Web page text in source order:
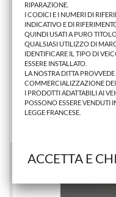
CORNICE
RIPARAZIONE.
I CODICI E I NUMERI DI
INDICATIVO E DI
QUINDI USATI A PURO
QUALSIASI UTILIZZO DI
IDENTIFICARE IL TIPO DI
ESSERE INSTALLATO.
LA NOSTRA DITTA
COMMERCIALIZZAZIONE DEI
I PRODOTTI ADATTABILI AI
POSSONO ESSERE VENDUTI
LEGGE FRANCESE.
ACCETTA E